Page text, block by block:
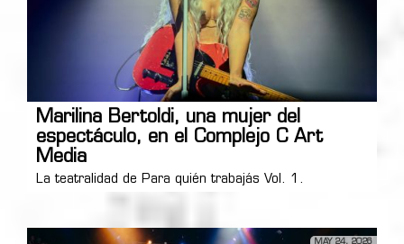
Marilina Bertoldi, una mujer del
espectáculo, en el Complejo C Art
Media
La teatralidad de Para quién trabajás Vol. 1.
MAY 24, 2026